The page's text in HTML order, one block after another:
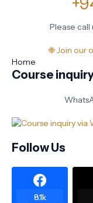
Please
🌐 Join our
Home
Course
Follow Us
8.1k